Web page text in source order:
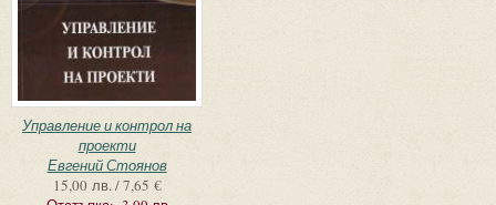
Управление и контрол на
проекти
Евгений Стоянов
15,00 лв. / 7,65 €